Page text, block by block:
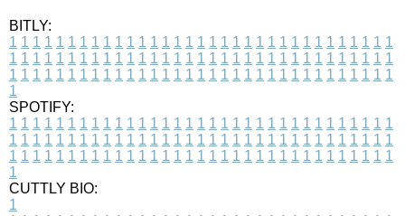
BITLY:
1 1 1 1 1 1 1 1 1 1 1 1 1 1 1 1 1 1 1 1 1 1 1 1 1 1 1 1 1 1 1 1 1
1 1 1 1 1 1 1 1 1 1 1 1 1 1 1 1 1 1 1 1 1 1 1 1 1 1 1 1 1 1 1 1 1
1 1 1 1 1 1 1 1 1 1 1 1 1 1 1 1 1 1 1 1 1 1 1 1 1 1 1 1 1 1 1 1 1
1
SPOTIFY:
1 1 1 1 1 1 1 1 1 1 1 1 1 1 1 1 1 1 1 1 1 1 1 1 1 1 1 1 1 1 1 1 1
1 1 1 1 1 1 1 1 1 1 1 1 1 1 1 1 1 1 1 1 1 1 1 1 1 1 1 1 1 1 1 1 1
1 1 1 1 1 1 1 1 1 1 1 1 1 1 1 1 1 1 1 1 1 1 1 1 1 1 1 1 1 1 1 1 1
1
CUTTLY BIO:
1